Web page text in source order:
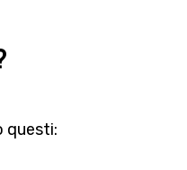
questi: